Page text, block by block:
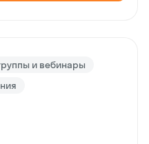
и вебинары